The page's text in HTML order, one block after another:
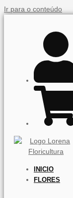
Ir para o conteúdo
INICIO
FLORES